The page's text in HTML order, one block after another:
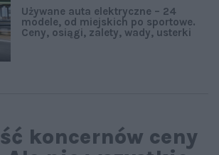
Używane auta elektryczne – 24
modele, od miejskich po sportowe.
Ceny, osiągi, zalety, wady, usterki
koncernów ceny